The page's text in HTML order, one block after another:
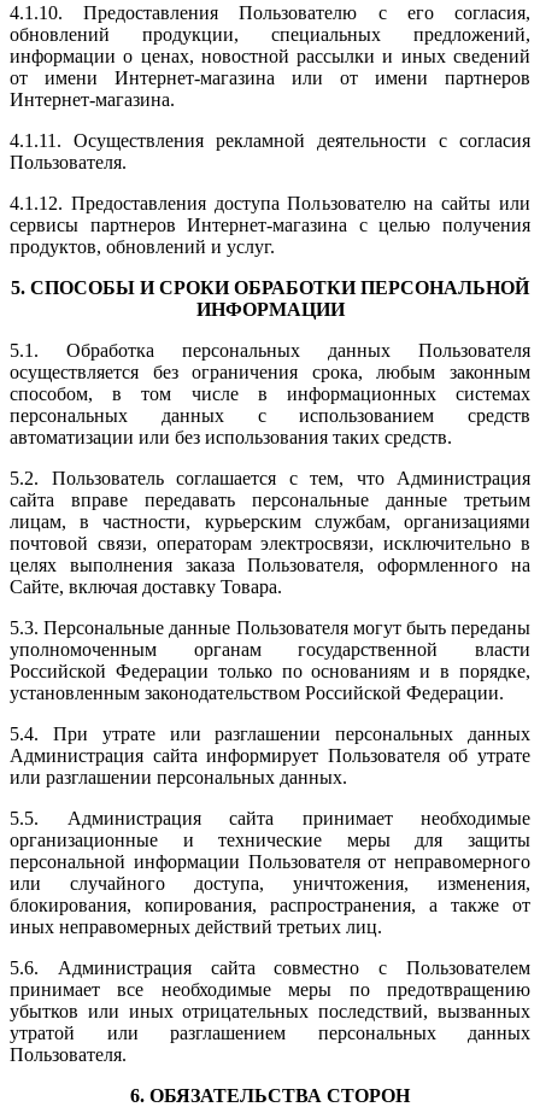
4.1.10. Предоставления Пользователю с его согласия,
обновлений продукции, специальных предложений,
информации о ценах, новостной рассылки и иных сведений
от имени Интернет-магазина или от имени партнеров
Интернет-магазина.
4.1.11. Осуществления рекламной деятельности с согласия
Пользователя.
4.1.12. Предоставления доступа Пользователю на сайты или
сервисы партнеров Интернет-магазина с целью получения
продуктов, обновлений и услуг.
5. СПОСОБЫ И СРОКИ ОБРАБОТКИ ПЕРСОНАЛЬНОЙ
ИНФОРМАЦИИ
5.1. Обработка персональных данных Пользователя
осуществляется без ограничения срока, любым законным
способом, в том числе в информационных системах
персональных данных с использованием средств
автоматизации или без использования таких средств.
5.2. Пользователь соглашается с тем, что Администрация
сайта вправе передавать персональные данные третьим
лицам, в частности, курьерским службам, организациями
почтовой связи, операторам электросвязи, исключительно в
целях выполнения заказа Пользователя, оформленного на
Сайте, включая доставку Товара.
5.3. Персональные данные Пользователя могут быть переданы
уполномоченным органам государственной власти
Российской Федерации только по основаниям и в порядке,
установленным законодательством Российской Федерации.
5.4. При утрате или разглашении персональных данных
Администрация сайта информирует Пользователя об утрате
или разглашении персональных данных.
5.5. Администрация сайта принимает необходимые
организационные и технические меры для защиты
персональной информации Пользователя от неправомерного
или случайного доступа, уничтожения, изменения,
блокирования, копирования, распространения, а также от
иных неправомерных действий третьих лиц.
5.6. Администрация сайта совместно с Пользователем
принимает все необходимые меры по предотвращению
убытков или иных отрицательных последствий, вызванных
утратой или разглашением персональных данных
Пользователя.
6. ОБЯЗАТЕЛЬСТВА СТОРОН